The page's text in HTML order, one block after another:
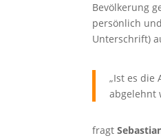
Bevölkerung
persönlich
Unterschrift)
„Ist es die
abgelehnt
fragt